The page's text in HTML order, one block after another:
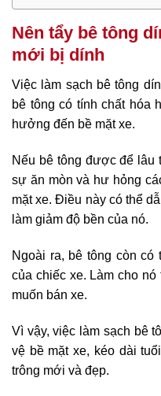
Nên tẩy bê tông
mới bị dính
Việc làm sạch bê tông
bê tông có tính chất hóa
hưởng đến bề mặt xe.
Nếu bê tông được để lâu
sự ăn mòn và hư hỏng
mặt xe. Điều này có thể
làm giảm độ bền của nó.
Ngoài ra, bê tông còn có
của chiếc xe. Làm cho
muốn bán xe.
Vì vậy, việc làm sạch bê
vệ bề mặt xe, kéo dài
trông mới và đẹp.